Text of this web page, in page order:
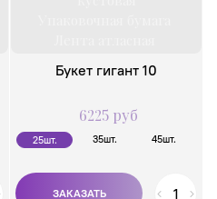
Букет гигант 10
6225 руб
25шт. 35шт. 45шт.